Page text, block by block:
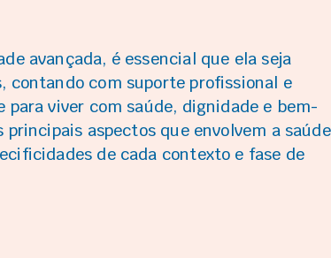
avançada, é essencial que ela seja
contando com suporte profissional e
para viver com saúde, dignidade e bem-
aspectos que envolvem a saúde
de cada contexto e fase de